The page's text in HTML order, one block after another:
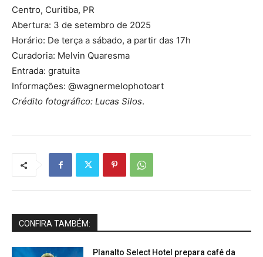
Centro, Curitiba, PR
Abertura: 3 de setembro de 2025
Horário: De terça a sábado, a partir das 17h
Curadoria: Melvin Quaresma
Entrada: gratuita
Informações: @wagnermelophotoart
Crédito fotográfico: Lucas Silos.
CONFIRA TAMBÉM:
Planalto Select Hotel prepara café da